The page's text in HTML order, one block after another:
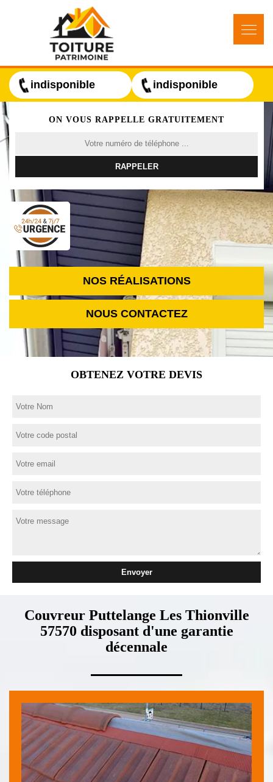
indisponible indisponible
ON VOUS RAPPELLE GRATUITEMENT
NOS RÉALISATIONS
NOUS CONTACTEZ
OBTENEZ VOTRE DEVIS
Couvreur Puttelange Les Thionville
57570 disposant d'une garantie
décennale